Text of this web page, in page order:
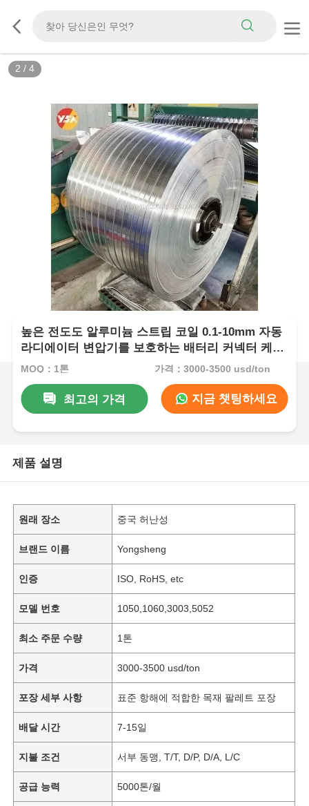
3 / 4
높은 전도도 알루미늄 스트립 코일 0.1-10mm 자동
라디에이터 변압기를 보호하는 배터리 커넥터 케이
블 용 맞춤형 슬릿 스트립
MOQ：1톤 가격：3000-3500 usd/ton
최고의 가격 지금 챗팅하세요
제품 설명
원래 장소 중국 허난성
브랜드 이름 Yongsheng
인증 ISO, RoHS, etc
모델 번호 1050,1060,3003,5052
최소 주문 수량 1톤
가격 3000-3500 usd/ton
포장 세부 사항 표준 항해에 적합한 목재 팔레트 포장
배달 시간 7-15일
지불 조건 서부 동맹, T/T, D/P, D/A, L/C
공급 능력 5000톤/월